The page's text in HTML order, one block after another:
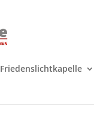
Friedenslichtkapelle